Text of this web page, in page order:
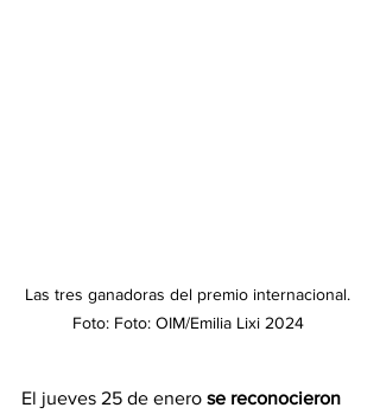
Las tres ganadoras del premio internacional.
Foto: Foto: OIM/Emilia Lixi 2024
El jueves 25 de enero se reconocieron